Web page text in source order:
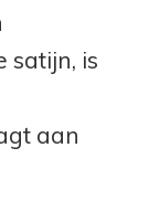
satijn, is
aan